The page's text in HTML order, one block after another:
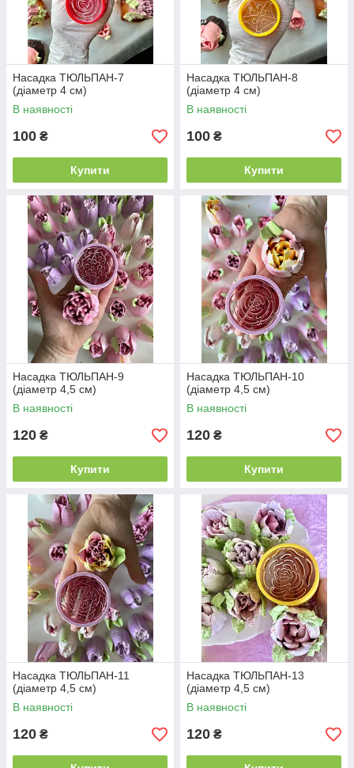
Насадка ТЮЛЬПАН-7
(діаметр 4 см)
В наявності
100 ₴
Купити
Насадка ТЮЛЬПАН-8
(діаметр 4 см)
В наявності
100 ₴
Купити
Насадка ТЮЛЬПАН-9
(діаметр 4,5 см)
В наявності
120 ₴
Купити
Насадка ТЮЛЬПАН-10
(діаметр 4,5 см)
В наявності
120 ₴
Купити
Насадка ТЮЛЬПАН-11
(діаметр 4,5 см)
В наявності
120 ₴
Насадка ТЮЛЬПАН-13
(діаметр 4,5 см)
В наявності
120 ₴